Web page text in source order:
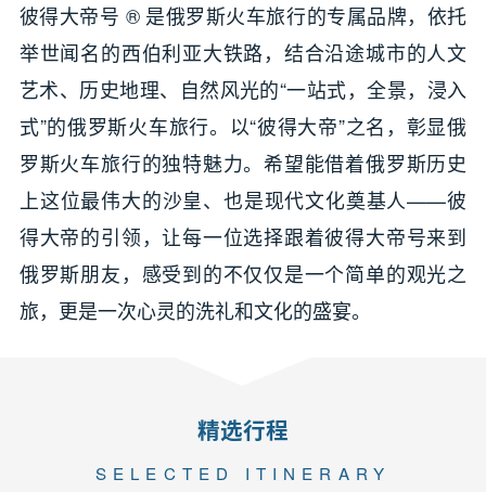
彼得大帝号 ® 是俄罗斯火车旅行的专属品牌，依托
举世闻名的西伯利亚大铁路，结合沿途城市的人文
艺术、历史地理、自然风光的“一站式，全景，浸入
式”的俄罗斯火车旅行。以“彼得大帝”之名，彰显俄
罗斯火车旅行的独特魅力。希望能借着俄罗斯历史
上这位最伟大的沙皇、也是现代文化奠基人——彼
得大帝的引领，让每一位选择跟着彼得大帝号来到
俄罗斯朋友，感受到的不仅仅是一个简单的观光之
旅，更是一次心灵的洗礼和文化的盛宴。
精选行程
SELECTED ITINERARY